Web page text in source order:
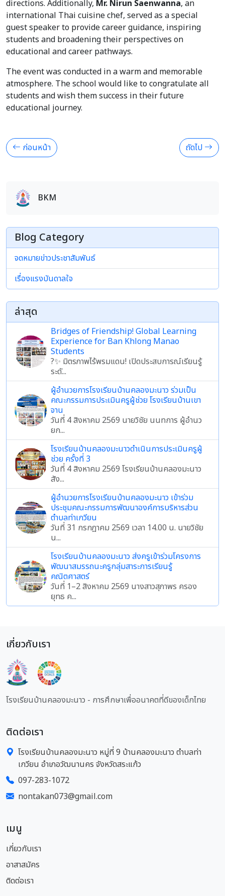
directions. Additionally, Mr. Nirun Saenwanna, an
international Thai cuisine chef, served as a special
guest speaker to provide career guidance, inspiring
students and broadening their perspectives on
educational and career pathways.
The event was conducted in a warm and memorable
atmosphere. The school would like to congratulate all
students and wish them success in their future
educational journey.
ก่อนหน้า ถัดไป
BKM
Blog Category
จดหมายข่าวประชาสัมพันธ์
เรื่องแรงบันดาลใจ
ล่าสุด
Bridges of Friendship! Global Learning
Experience for Ban Khlong Manao
Students
?✨ มิตรภาพไร้พรมแดน! เปิดประสบการณ์เรียนรู้
ระดั...
ผู้อำนวยการโรงเรียนบ้านคลองมะนาว ร่วมเป็น
คณะกรรมการประเมินครูผู้ช่วย โรงเรียนบ้านเขา
จาน
วันที่ 4 สิงหาคม 2569 นายวิชัย นนทการ ผู้อำนว
ยก...
โรงเรียนบ้านคลองมะนาวดำเนินการประเมินครูผู้
ช่วย ครั้งที่ 3
วันที่ 4 สิงหาคม 2569 โรงเรียนบ้านคลองมะนาว
สัง...
ผู้อำนวยการโรงเรียนบ้านคลองมะนาว เข้าร่วม
ประชุมคณะกรรมการพัฒนาองค์การบริหารส่วน
ตำบลท่าเกวียน
วันที่ 31 กรกฎาคม 2569 เวลา 14.00 น. นายวิชัย
น...
โรงเรียนบ้านคลองมะนาว ส่งครูเข้าร่วมโครงการ
พัฒนาสมรรถนะครูกลุ่มสาระการเรียนรู้
คณิตศาสตร์
วันที่ 1–2 สิงหาคม 2569 นางสาวสุภาพร ครอง
ยุทธ ค...
เกี่ยวกับเรา
โรงเรียนบ้านคลองมะนาว - การศึกษาเพื่ออนาคตที่ดีของเด็กไทย
ติดต่อเรา
โรงเรียนบ้านคลองมะนาว หมู่ที่ 9 บ้านคลองมะนาว ตำบลท่า
เกวียน อำเภอวัฒนานคร จังหวัดสระแก้ว
097-283-1072
nontakan073@gmail.com
เมนู
เกี่ยวกับเรา
อาสาสมัคร
ติดต่อเรา